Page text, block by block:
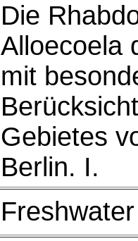
Die
Alloecoela
mit
Gebietes
Berlin. I.